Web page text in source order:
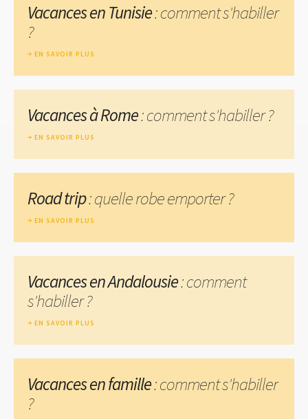
Vacances en Tunisie: comment s'habiller
?
EN SAVOIR PLUS
Vacances à Rome: comment s'habiller ?
EN SAVOIR PLUS
Road trip: quelle robe emporter ?
EN SAVOIR PLUS
Vacances en Andalousie: comment
s'habiller ?
EN SAVOIR PLUS
Vacances en famille: comment s'habiller
?